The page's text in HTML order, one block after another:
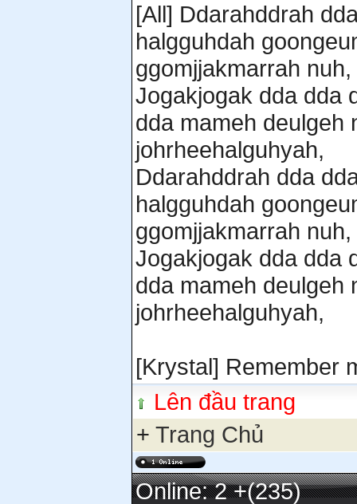
[All] Ddarahddrah
halgguhdah
ggomjjakmarrah nuh,
Jogakjogak dda dda
dda mameh deulgeh
johrheehalguhyah,
Ddarahddrah dda
halgguhdah
ggomjjakmarrah nuh,
Jogakjogak dda dda
dda mameh deulgeh
johrheehalguhyah,
[Krystal] Remember
Lên đầu trang
+ Trang Chủ
Online: 2+(235)